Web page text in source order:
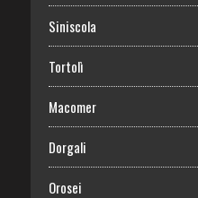
Siniscola
Tortolì
Macomer
Dorgali
Orosei